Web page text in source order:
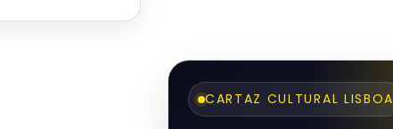
CARTAZ CULTURAL LISBOA